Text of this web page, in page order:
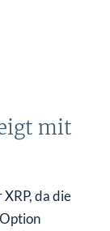
mit
da die